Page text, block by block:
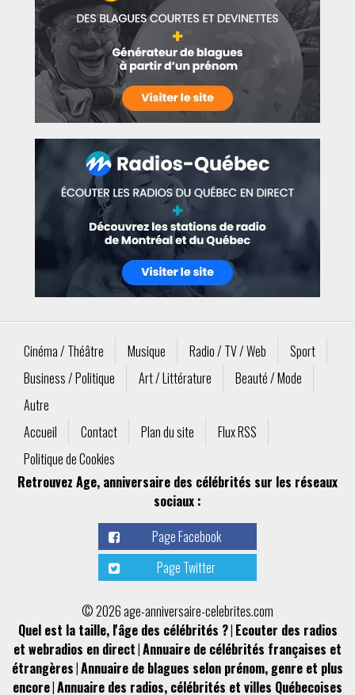
Cinéma / Théâtre Musique Radio / TV / Web
Sport
Business / Politique
Art / Littérature
Beauté / Mode
Autre
Accueil
Contact Plan du site
Flux RSS
Politique de Cookies
Retrouvez Age, anniversaire des célébrités sur les réseaux
sociaux :
Page Facebook
Page Twitter
© 2026 age-anniversaire-celebrites.com
Quel est la taille, l'âge des célébrités ?| Ecouter des radios
et webradios en direct|Annuaire de célébrités françaises et
étrangères|Annuaire de blagues selon prénom, genre et plus
encore|Annuaire des radios, célébrités et villes Québecoises